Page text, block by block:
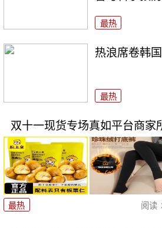
最热
热浪席卷韩
最热
双十一现货专场真如平台商家
最热 阅读